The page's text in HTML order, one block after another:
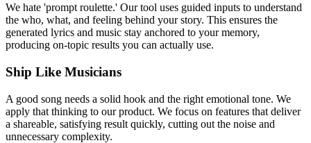
We hate 'prompt roulette.' Our tool uses guided inputs to understand
the who, what, and feeling behind your story. This ensures the
generated lyrics and music stay anchored to your memory,
producing on-topic results you can actually use.
Ship Like Musicians
A good song needs a solid hook and the right emotional tone. We
apply that thinking to our product. We focus on features that deliver
a shareable, satisfying result quickly, cutting out the noise and
unnecessary complexity.